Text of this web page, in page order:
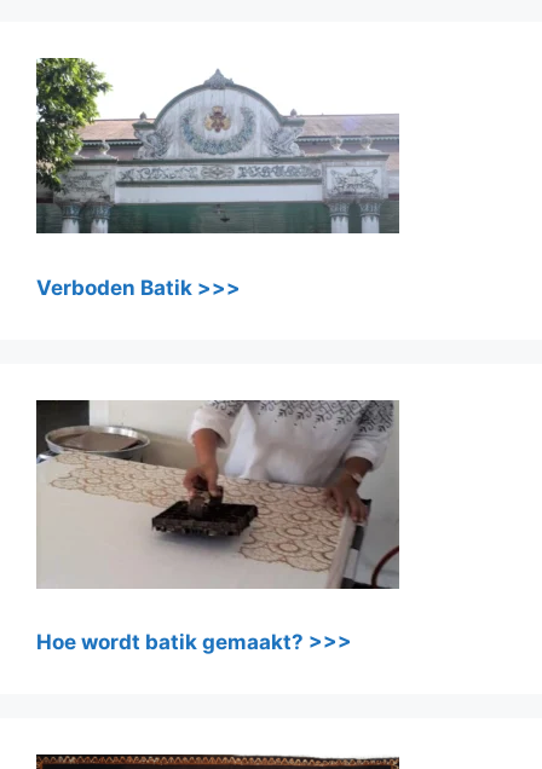
Verboden Batik >>>
Hoe wordt batik gemaakt? >>>